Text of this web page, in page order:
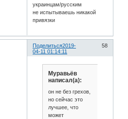
украинцам/русским
не испытываешь никакой
привязки
Поделиться 58
2019-
04-11 01:14:11
Муравьёв
написал(а):
он не без грехов,
но сейчас это
лучшее, что
может